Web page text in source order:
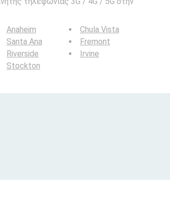
Anaheim
Santa Ana
Riverside
Stockton
Chula Vista
Fremont
Irvine